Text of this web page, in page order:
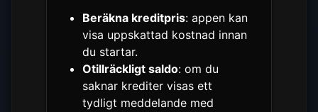
Beräkna kreditpris: appen kan
visa uppskattad kostnad innan
du startar.
Otillräckligt saldo: om du
saknar krediter visas ett
tydligt meddelande med